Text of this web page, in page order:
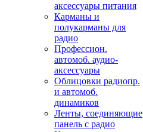
аксессуары питания
Карманы и
полукарманы для
радио
Профессион.
автомоб. аудио-
аксессуары
Облицовки радиопр.
и автомоб.
динамиков
Ленты, соединяющие
панель с радио